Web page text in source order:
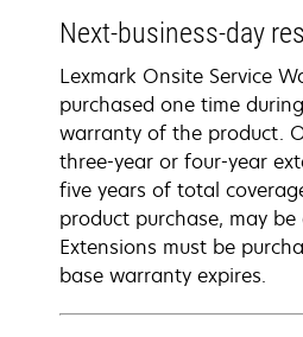
Next-business-day
Lexmark Onsite Service
purchased one time
warranty of the product.
three-year or four-year
five years of total
product purchase, may be
Extensions must be
base warranty expires.